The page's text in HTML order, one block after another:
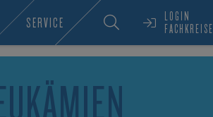
SERVICE
LOGIN
FACHKREISE